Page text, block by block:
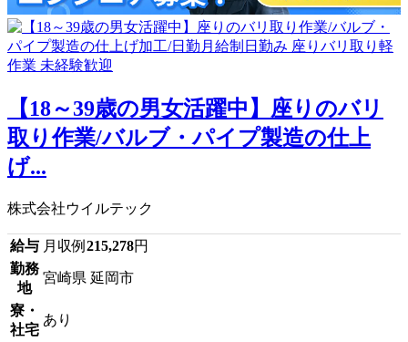
【18～39歳の男女活躍中】座りのバリ
取り作業/バルブ・パイプ製造の仕上
げ...
株式会社ウイルテック
給与 月収例 215,278円
勤務
地
宮崎県 延岡市
寮・
社宅
あり